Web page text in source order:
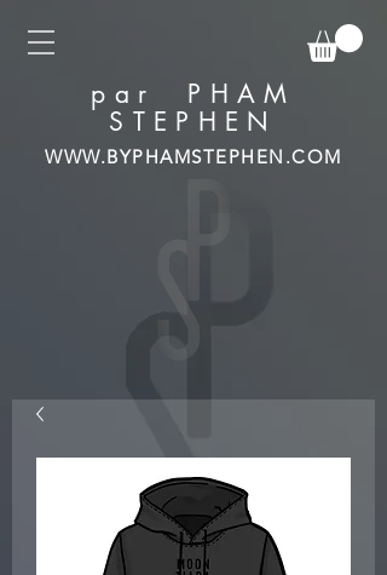
par PHAM
STEPHEN
WWW.BYPHAMSTEPHEN.COM